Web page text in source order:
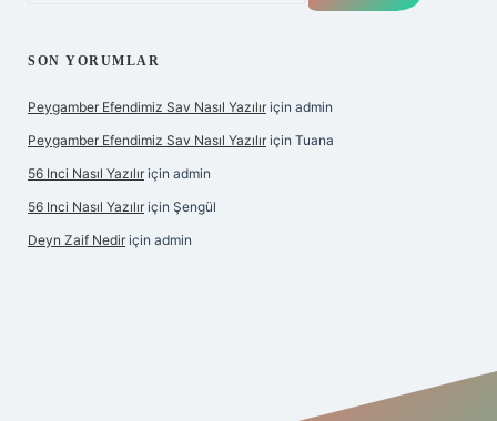
SON YORUMLAR
Peygamber Efendimiz Sav Nasıl Yazılır için admin
Peygamber Efendimiz Sav Nasıl Yazılır için Tuana
56 Inci Nasıl Yazılır için admin
56 Inci Nasıl Yazılır için Şengül
Deyn Zaif Nedir için admin